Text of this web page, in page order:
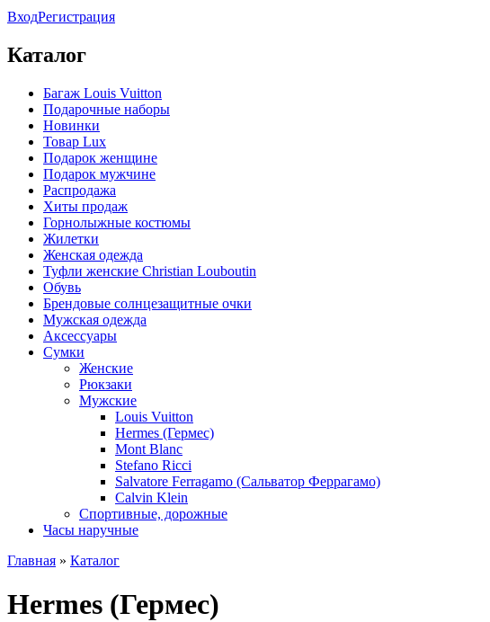
ВходРегистрация
Каталог
Багаж Louis Vuitton
Подарочные наборы
Новинки
Товар Lux
Подарок женщине
Подарок мужчине
Распродажа
Хиты продаж
Горнолыжные костюмы
Жилетки
Женская одежда
Туфли женские Christian Louboutin
Обувь
Брендовые солнцезащитные очки
Мужская одежда
Аксессуары
Сумки
Женские
Рюкзаки
Мужские
Louis Vuitton
Hermes (Гермес)
Mont Blanc
Stefano Ricci
Salvatore Ferragamo (Сальватор Феррагамо)
Calvin Klein
Спортивные, дорожные
Часы наручные
Главная » Каталог
Hermes (Гермес)